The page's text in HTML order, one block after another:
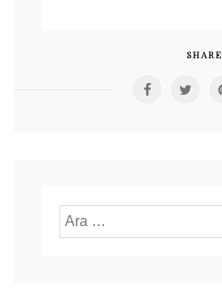
SHARE
Arama: